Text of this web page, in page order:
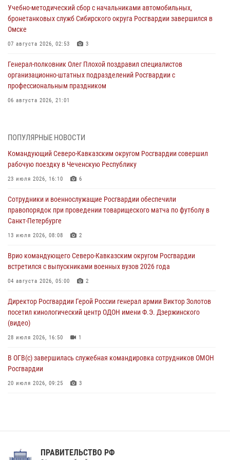
Учебно-методический сбор с начальниками автомобильных,
бронетанковых служб Сибирского округа Росгвардии завершился в
Омске
07 августа 2026, 02:53 3
Генерал-полковник Олег Плохой поздравил специалистов
организационно-штатных подразделений Росгвардии с
профессиональным праздником
06 августа 2026, 21:01
Росгвардии (видео)
06 августа 2026, 14:47 10 1
В Брянске сотрудники и военнослужащие Росгвардии почтили
06 августа 2026, 14:36 2
В кинологическом центре Уральского округа Росгвардии почтили
память товарищей, погибших при исполнении воинского долга
В Центральном округе Росгвардии прошли мероприятия к
108‑летию генерала армии И.К. Яковлева
Росгвардейцы задержали мужчину, открывшего стрельбу в
Подмосковье (видео)
06 августа 2026, 12:35
ПОПУЛЯРНЫЕ НОВОСТИ
Командующий Северо-Кавказским округом Росгвардии совершил
рабочую поездку в Чеченскую Республику
23 июля 2026, 16:10 6
Сотрудники и военнослужащие Росгвардии обеспечили
правопорядок при проведении товарищеского матча по футболу в
Санкт-Петербурге
13 июля 2026, 08:08 2
Врио командующего Северо-Кавказским округом Росгвардии
встретился с выпускниками военных вузов 2026 года
04 августа 2026, 05:00 2
Директор Росгвардии Герой России генерал армии Виктор Золотов
посетил кинологический центр ОДОН имени Ф.Э. Дзержинского
(видео)
28 июля 2026, 16:50 1
В ОГВ(с) завершилась служебная командировка сотрудников ОМОН
Росгвардии
20 июля 2026, 09:25 3
ПРАВИТЕЛЬСТВО РФ